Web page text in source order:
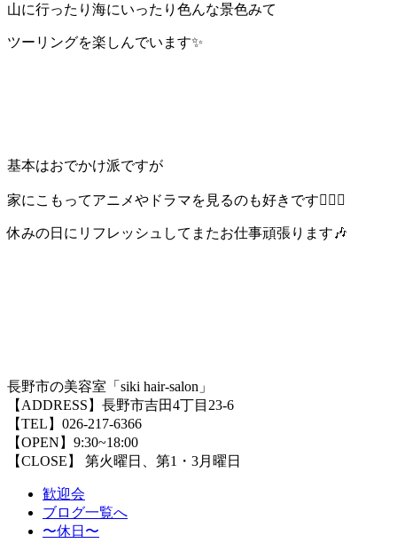
山に行ったり海にいったり色んな景色みて
ツーリングを楽しんでいます✨
基本はおでかけ派ですが
家にこもってアニメやドラマを見るのも好きです🙆🏼‍♀️
休みの日にリフレッシュしてまたお仕事頑張ります🎶
長野市の美容室「siki hair-salon」
【ADDRESS】長野市吉田4丁目23-6
【TEL】026-217-6366
【OPEN】9:30~18:00
【CLOSE】 第火曜日、第1・3月曜日
歓迎会
ブログ一覧へ
〜休日〜